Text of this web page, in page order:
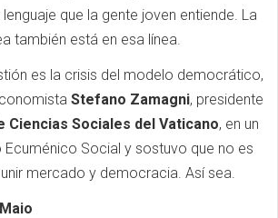
que la gente joven entiende. La
también está en esa línea.
es la crisis del modelo democrático,
Stefano Zamagni, presidente
Ciencias Sociales del Vaticano, en un
Social y sostuvo que no es
mercado y democracia. Así sea.